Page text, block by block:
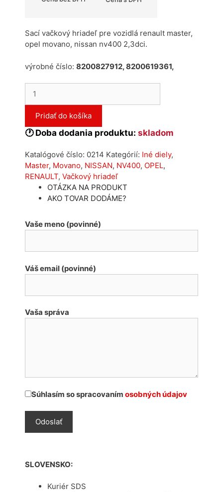
Sací vačkový hriadeľ pre vozidlá renault master,
opel movano, nissan nv400 2,3dci.
výrobné číslo: 8200827912, 8200619361,
Sacia
Renault
Master
Movano
2.3dci
Pridať do košíka
🕐 Doba dodania produktu: skladom
Katalógové číslo: 0214 Kategórií: Iné diely,
Master, Movano, NISSAN, NV400, OPEL,
RENAULT, Vačkový hriadeľ
OTÁZKA NA PRODUKT
AKO TOVAR DODÁME?
Vaše meno (povinné)
Váš email (povinné)
Vaša správa
Súhlasím so spracovaním osobných údajov
SLOVENSKO:
Kuriér SDS